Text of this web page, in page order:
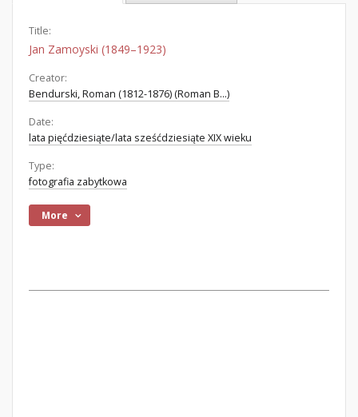
Title:
Jan Zamoyski (1849–1923)
Creator:
Bendurski, Roman (1812-1876) (Roman B...)
Date:
lata pięćdziesiąte/lata sześćdziesiąte XIX wieku
Type:
fotografia zabytkowa
More